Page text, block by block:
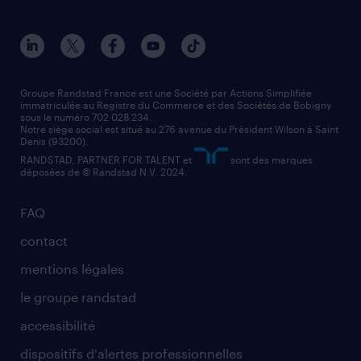
manutentionnaire
assistant administratif
comptable
contact entreprise
faq intérim / recrutement
nos agences par ville
nos agences par région
nos cabinets de recrutement
FAQ
contact
mentions légales
le groupe randstad
accessibilité
dispositifs d'alertes professionnelles
Groupe Randstad France est une Société par Actions Simplifiée
immatriculée au Registre du Commerce et des Sociétés de Bobigny
sous le numéro 702 028 234.
Notre siège social est situé au 276 avenue du Président Wilson à Saint
Denis (93200).
RANDSTAD, PARTNER FOR TALENT et
sont des marques
déposées de © Randstad N.V. 2024.